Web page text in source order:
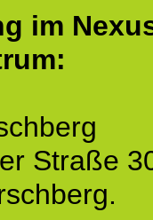
im
Straße